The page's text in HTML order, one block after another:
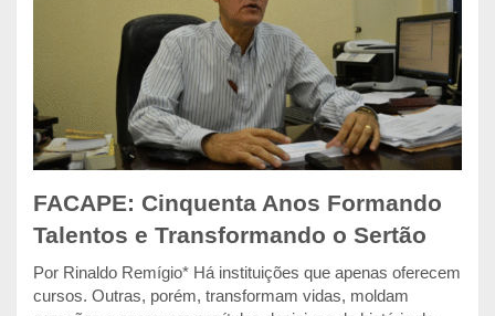
FACAPE: Cinquenta Anos Formando
Talentos e Transformando o Sertão
Por Rinaldo Remígio* Há instituições que apenas oferecem
cursos. Outras, porém, transformam vidas, moldam